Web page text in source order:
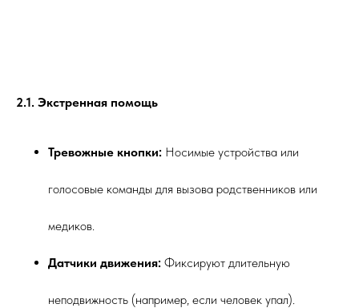
2.1. Экстренная помощь
Тревожные кнопки: Носимые устройства или
голосовые команды для вызова родственников или
медиков.
Датчики движения: Фиксируют длительную
неподвижность (например, если человек упал).